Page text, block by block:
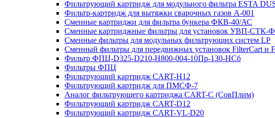
Фильтрующий картридж для модульного фильтра ESTA
Фильтр-картридж для вытяжки сварочных газов А-001
Сменные картриджи для фильтра бункера ФКВ-40/АС
Сменные картриджные фильтры для установок УВП-
Сменные фильтры для модульных фильтрующих систем LP
Сменный фильтры для передвижных установок FilterCart и
Фильтр ФПЦ-D325-D210-H800-004-10Пр-130-НСб
Фильтры ФПЦ
Фильтрующий картридж CART-H12
Фильтрующий картридж для ПМСФ-7
Аналог фильтрующего картриджа CART-C (СовПлим)
Фильтрующий картридж CART-D12
Фильтрующий картридж CART-VL-D20